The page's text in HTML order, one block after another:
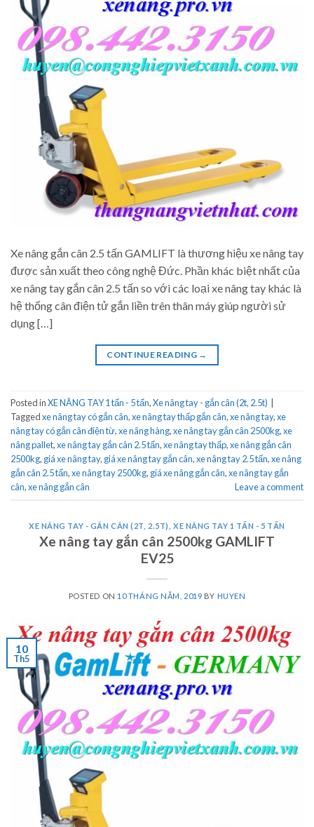
Xe nâng gắn cân 2.5 tấn GAMLIFT là thương hiệu xe nâng tay
được sản xuất theo công nghệ Đức. Phần khác biệt nhất của
xe nâng tay gắn cân 2.5 tấn so với các loại xe nâng tay khác là
hệ thống cân điện tử gắn liền trên thân máy giúp người sử
dụng […]
CONTINUE READING →
Posted inXE NÂNG TAY 1 tấn - 5 tấn,Xe nâng tay - gắn cân (2t, 2.5t)
Taggedxe nâng tay có gắn cân,xe nâng tay thấp gắn cân,xe nâng tay,xe
nâng tay có gắn cân điện từ,xe nâng hàng,xe nâng tay gắn cân 2500kg,xe
nâng pallet,xe nâng tay gắn cân 2.5 tấn,xe nâng tay thấp,xe nâng gắn cân
2500kg, giá xe nâng tay, giá xe nâng tay gắn cân,xe nâng tay 2.5 tấn,xe nâng
gắn cân 2.5 tấn,xe nâng tay 2500kg, giá xe nâng gắn cân,xe nâng tay gắn
cân,xe nâng gắn cân Leave a comment
XE NÂNG TAY - GẮN CÂN (2T, 2.5T) ,XE NÂNG TAY 1 TẤN - 5 TẤN
Xe nâng tay gắn cân 2500kg GAMLIFT
EV25
POSTED ON 10 THÁNG NĂM, 2019 BY HUYEN
10
Th5